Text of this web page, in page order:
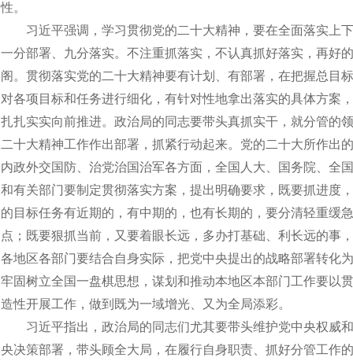
性。
习近平强调，学习贯彻党的二十大精神，要在全面落实上
一分部署、九分落实。不注重抓落实，不认真抓好落实，再好
阁。贯彻落实党的二十大精神要有计划、有部署，在把握总目
对各项目标和任务进行细化，有针对性地拿出落实的具体方案
扎扎实实向前推进。政治局的同志要带头真抓实干，就分管的
二十大精神工作作出部署，抓紧行动起来。党的二十大所作出
内政外交国防、治党治国治军各方面，全国人大、国务院、全
和有关部门要制定贯彻落实方案，提出明确要求，既要抓进度
的目标任务有近期的，有中期的，也有长期的，要分清轻重缓
点；既要狠抓当前，又要着眼长远，多办打基础、利长远的事
各地区各部门要结合自身实际，把党中央提出的战略部署转化
牢固树立全国一盘棋思想，谋划和推动本地区本部门工作要以
造性开展工作，做到既为一域增光、又为全局添彩。
习近平指出，政治局的同志们尤其要带头维护党中央权威
央决策部署，带头顾全大局，在履行自身职责、抓好分管工作